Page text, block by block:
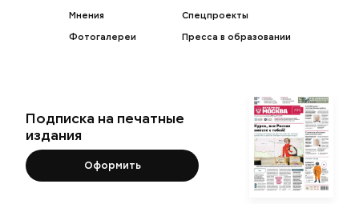
Мнения
Фотогалереи
Спецпроекты
Пресса в образовании
Подписка на печатные
издания
Оформить